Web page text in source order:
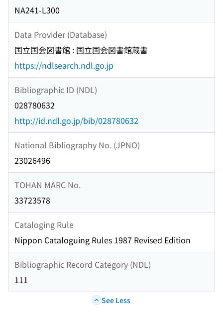
NA241-L300
Data Provider (Database)
国立国会図書館 : 国立国会図書館蔵書
https://ndlsearch.ndl.go.jp
Bibliographic ID (NDL)
028780632
http://id.ndl.go.jp/bib/028780632
National Bibliography No. (JPNO)
23026496
TOHAN MARC No.
33723578
Cataloging Rule
Nippon Cataloguing Rules 1987 Revised Edition
Bibliographic Record Category (NDL)
111
See Less